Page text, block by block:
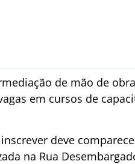
de mão de
em cursos de
deve
na Rua